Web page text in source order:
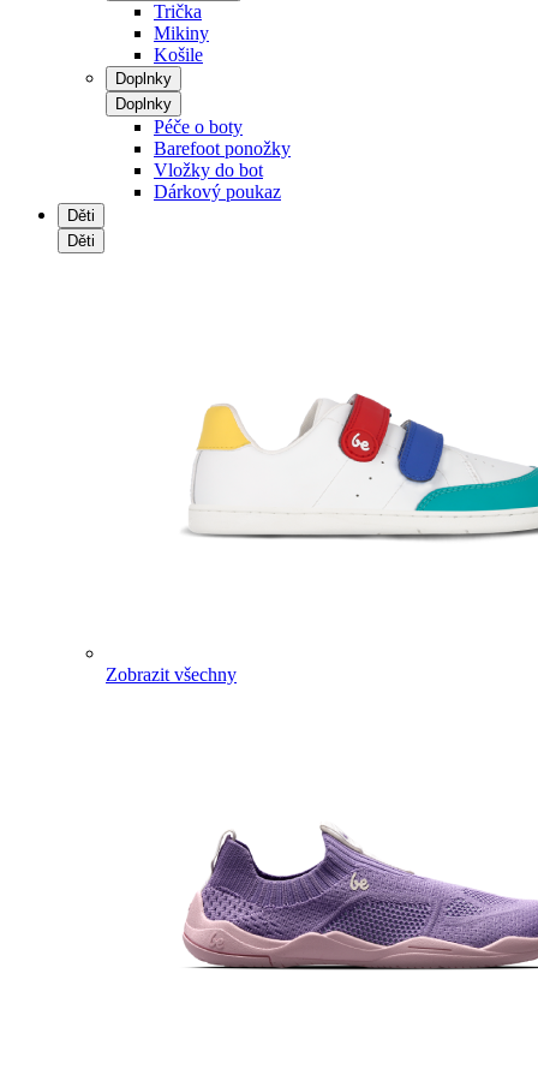
Trička
Mikiny
Košile
Doplnky
Doplnky
Péče o boty
Barefoot ponožky
Vložky do bot
Dárkový poukaz
Děti
Děti
Zobrazit všechny